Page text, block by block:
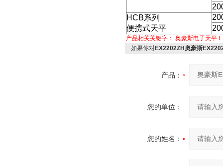
HCB系列
便携式天平
产品相关关键字： 奥豪斯电子天平
如果你对EX2202ZH奥豪斯
产品：
您的单位：
您的姓名：